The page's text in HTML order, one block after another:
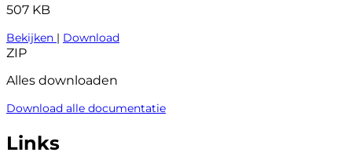
507 KB
Bekijken | Download
ZIP
Alles downloaden
Download alle documentatie
Links